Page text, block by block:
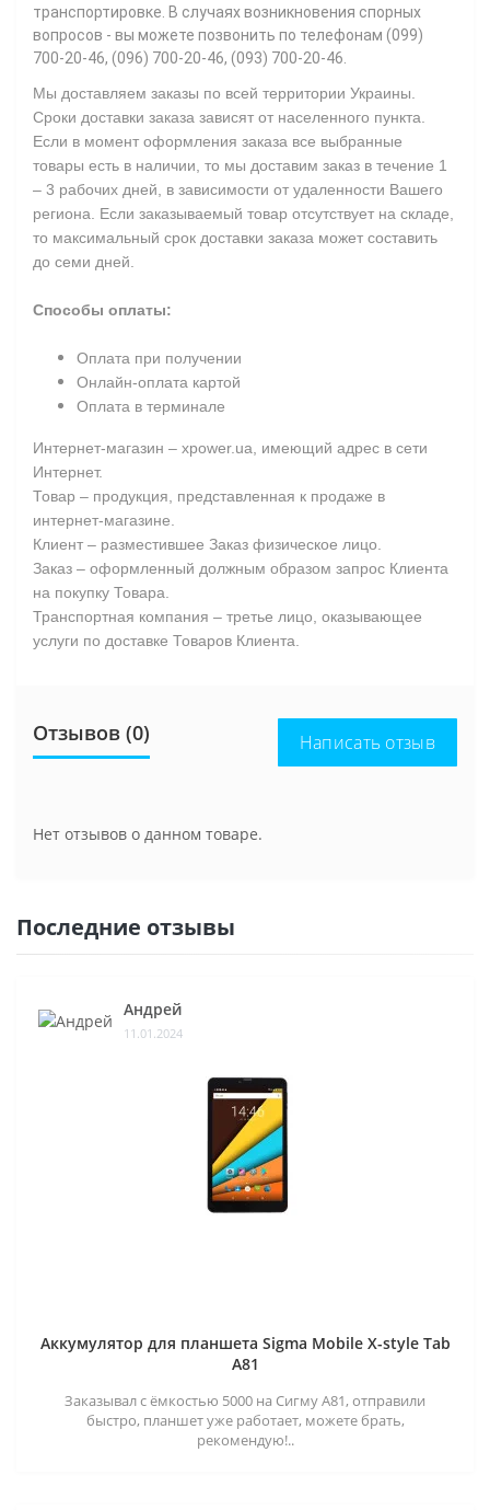
транспортировке. В случаях возникновения спорных
вопросов - вы можете позвонить по телефонам (099)
700-20-46, (096) 700-20-46, (093) 700-20-46.
Мы доставляем заказы по всей территории Украины.
Сроки доставки заказа зависят от населенного пункта.
Если в момент оформления заказа все выбранные
товары есть в наличии, то мы доставим заказ в течение 1
– 3 рабочих дней, в зависимости от удаленности Вашего
региона. Если заказываемый товар отсутствует на складе,
то максимальный срок доставки заказа может составить
до семи дней.
Способы оплаты:
Оплата при получении
Онлайн-оплата картой
Оплата в терминале
Интернет-магазин – xpower.ua, имеющий адрес в сети
Интернет.
Товар – продукция, представленная к продаже в
интернет-магазине.
Клиент – разместившее Заказ физическое лицо.
Заказ – оформленный должным образом запрос Клиента
на покупку Товара.
Транспортная компания – третье лицо, оказывающее
услуги по доставке Товаров Клиента.
Отзывов (0) Написать отзыв
Нет отзывов о данном товаре.
Последние отзывы
Андрей
11.01.2024
Аккумулятор для планшета Sigma Mobile X-style Tab
A81
Заказывал с ёмкостью 5000 на Сигму А81, отправили
быстро, планшет уже работает, можете брать,
рекомендую!..